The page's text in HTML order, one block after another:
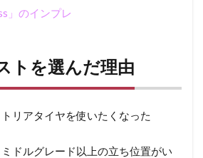
」のインプレ
トを選んだ理由
リアタイヤを使いたくなった
ドルグレード以上の立ち位置がい